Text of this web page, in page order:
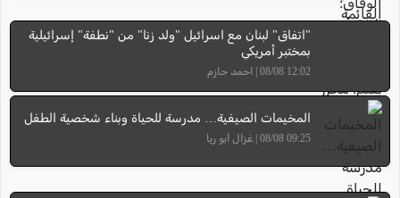
"اتفاق" لبنان مع اسرائيل "ولد زنا" من "نطفة" إسرائيلية
بمختبر أمريكي
12:02 08/08 | احمد حازم
المخيمات الصيفية… مدرسة للحياة وبناء شخصية الطفل
09:25 08/08 | غزال أبو ريا